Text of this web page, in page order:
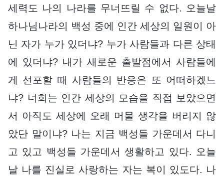
세력도 나의 나라를 무너뜨릴 수 없다. 오늘날
하나님나라의 백성 중에 인간 세상의 일원이 아
닌 자가 누가 있더냐? 누가 사람들과 다른 상태
에 있더냐? 내가 새로운 출발점에서 사람들에
게 선포할 때 사람들의 반응은 또 어떠하겠느
냐? 너희는 인간 세상의 모습을 직접 보았으면
서 아직도 세상에 오래 머물 생각을 버리지 않
았단 말이냐? 나는 지금 백성들 가운데서 다니
고 있고 백성들 가운데서 생활하고 있다. 오늘
날 나를 진실로 사랑하는 자는 복이 있도다. 나